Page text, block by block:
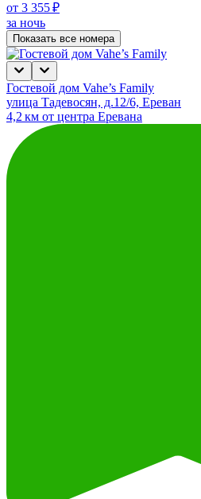
от 3 355 ₽
за ночь
Показать все номера
Гостевой дом Vahe’s Family
улица Тадевосян, д.12/6, Ереван
4,2 км от центра Еревана